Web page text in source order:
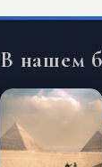
В нашем